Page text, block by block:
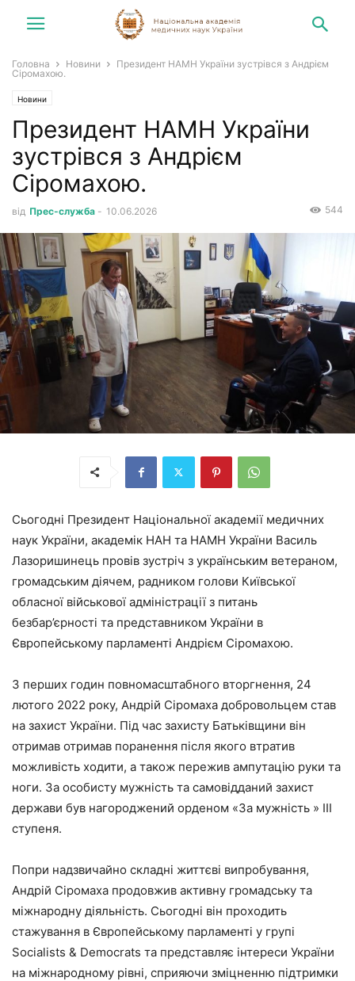
Головна Новини
Президент НАМН України зустрівся з Андрієм
Сіромахою.
Новини
Президент НАМН України
зустрівся з Андрієм
Сіромахою.
від Прес-служба - 10.06.2026 544
Сьогодні Президент Національної академії медичних
наук України, академік НАН та НАМН України Василь
Лазоришинець провів зустріч з українським ветераном,
громадським діячем, радником голови Київської
обласної військової адміністрації з питань
безбар’єрності та представником України в
Європейському парламенті Андрієм Сіромахою.
З перших годин повномасштабного вторгнення, 24
лютого 2022 року, Андрій Сіромаха добровольцем став
на захист України. Під час захисту Батьківщини він
отримав отримав поранення після якого втратив
можливість ходити, а також пережив ампутацію руки та
ноги. За особисту мужність та самовідданий захист
держави був нагороджений орденом «За мужність » III
ступеня.
Попри надзвичайно складні життєві випробування,
Андрій Сіромаха продовжив активну громадську та
міжнародну діяльність. Сьогодні він проходить
стажування в Європейському парламенті у групі
Socialists & Democrats та представляє інтереси України
на міжнародному рівні, сприяючи зміцненню підтримки